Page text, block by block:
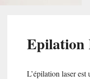
Epilation
L’épilation laser